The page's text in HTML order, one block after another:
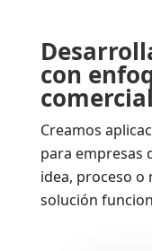
con
Creamos
para empresas
idea, proceso o
solución